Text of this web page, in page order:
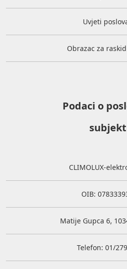
Uvjeti
Obrazac za
Podaci o
CLIMOLUX-
OIB:
Matije Gupca 6,
Telefon: 01/